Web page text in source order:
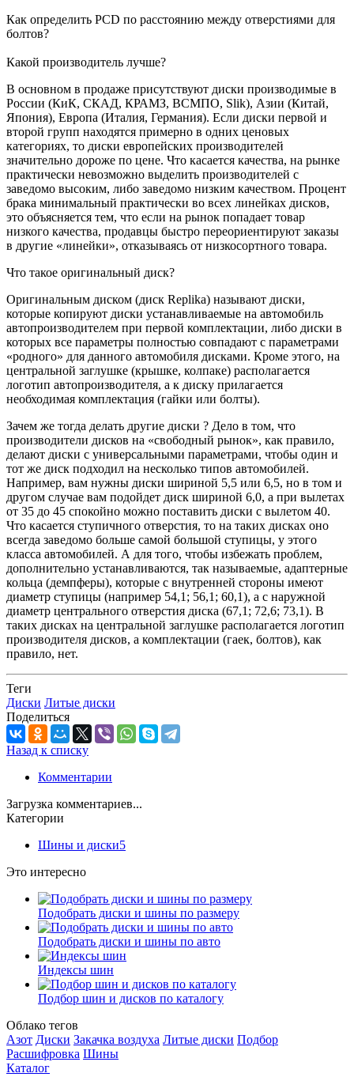
Как определить PCD по расстоянию между отверстиями для
болтов?
Какой производитель лучше?
В основном в продаже присутствуют диски производимые в
России (КиК, СКАД, КРАМЗ, ВСМПО, Slik), Азии (Китай,
Япония), Европа (Италия, Германия). Если диски первой и
второй групп находятся примерно в одних ценовых
категориях, то диски европейских производителей
значительно дороже по цене. Что касается качества, на рынке
практически невозможно выделить производителей с
заведомо высоким, либо заведомо низким качеством. Процент
брака минимальный практически во всех линейках дисков,
это объясняется тем, что если на рынок попадает товар
низкого качества, продавцы быстро переориентируют заказы
в другие «линейки», отказываясь от низкосортного товара.
Что такое оригинальный диск?
Оригинальным диском (диск Replika) называют диски,
которые копируют диски устанавливаемые на автомобиль
автопроизводителем при первой комплектации, либо диски в
которых все параметры полностью совпадают с параметрами
«родного» для данного автомобиля дисками. Кроме этого, на
центральной заглушке (крышке, колпаке) располагается
логотип автопроизводителя, а к диску прилагается
необходимая комплектация (гайки или болты).
Зачем же тогда делать другие диски ? Дело в том, что
производители дисков на «свободный рынок», как правило,
делают диски с универсальными параметрами, чтобы один и
тот же диск подходил на несколько типов автомобилей.
Например, вам нужны диски шириной 5,5 или 6,5, но в том и
другом случае вам подойдет диск шириной 6,0, а при вылетах
от 35 до 45 спокойно можно поставить диски с вылетом 40.
Что касается ступичного отверстия, то на таких дисках оно
всегда заведомо больше самой большой ступицы, у этого
класса автомобилей. А для того, чтобы избежать проблем,
дополнительно устанавливаются, так называемые, адаптерные
кольца (демпферы), которые с внутренней стороны имеют
диаметр ступицы (например 54,1; 56,1; 60,1), а с наружной
диаметр центрального отверстия диска (67,1; 72,6; 73,1). В
таких дисках на центральной заглушке располагается логотип
производителя дисков, а комплектации (гаек, болтов), как
правило, нет.
Теги
Диски Литые диски
Поделиться
Назад к списку
Комментарии
Загрузка комментариев...
Категории
Шины и диски5
Это интересно
Подобрать диски и шины по размеру
Подобрать диски и шины по авто
Индексы шин
Подбор шин и дисков по каталогу
Облако тегов
Азот Диски Закачка воздуха Литые диски Подбор
Расшифровка Шины
Каталог